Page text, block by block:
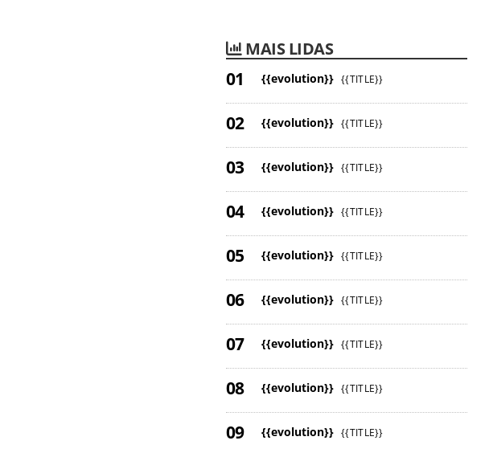
MAIS LIDAS
{{evolution}} {{TITLE}}
{{evolution}} {{TITLE}}
{{evolution}} {{TITLE}}
{{evolution}} {{TITLE}}
{{evolution}} {{TITLE}}
{{evolution}} {{TITLE}}
{{evolution}} {{TITLE}}
{{evolution}} {{TITLE}}
{{evolution}} {{TITLE}}